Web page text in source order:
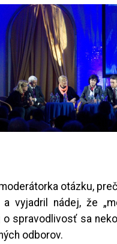
otázku,
vyjadril nádej, že
spravodlivosť sa
odborov.